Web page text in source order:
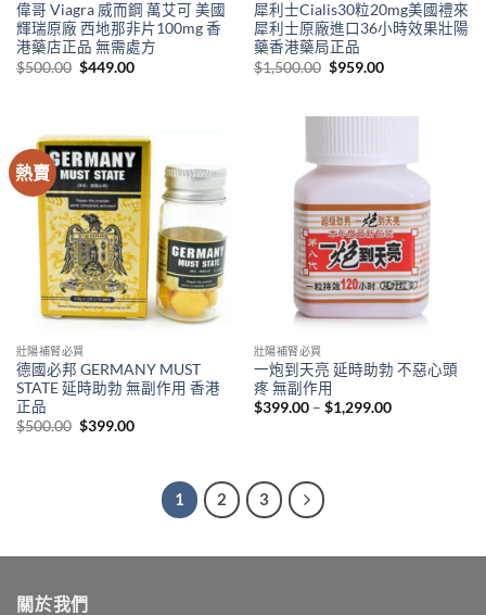
偉哥 Viagra 威而鋼 萬艾可 美國
輝瑞原廠 西地那非片100mg 香
港藥店正品 無需處方
$500.00 Original
$449.00Current
犀利士Cialis30粒20mg美國禮來
犀利士原廠進口36小時效果壯陽
藥香港藥局正品
$1,500.00 Original
$959.00Current
熱賣
壯陽補腎必買
德國必邦 GERMANY MUST
STATE 延時助勃 無副作用 香港
正品
$500.00 Original
$399.00Current
壯陽補腎必買
一炮到天亮 延時助勃 不惡心頭
疼 無副作用
$399.00 – $1,299.00Price
1 2 3
關於我們